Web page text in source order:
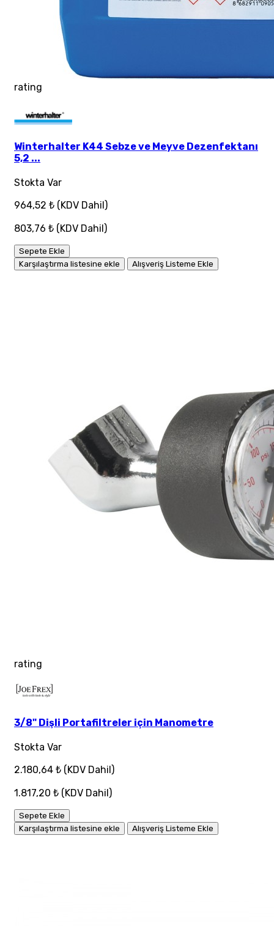
rating
Winterhalter K44 Sebze ve Meyve Dezenfektanı
5,2 ...
Stokta Var
964,52 ₺ (KDV Dahil)
803,76 ₺ (KDV Dahil)
Sepete Ekle
Karşılaştırma listesine ekle
Alışveriş Listeme Ekle
rating
3/8" Dişli Portafiltreler için Manometre
Stokta Var
2.180,64 ₺ (KDV Dahil)
1.817,20 ₺ (KDV Dahil)
Sepete Ekle
Karşılaştırma listesine ekle
Alışveriş Listeme Ekle